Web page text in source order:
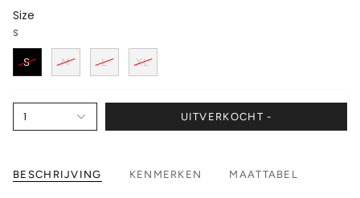
Size
S
S M L XL
1 UITVERKOCHT -
BESCHRIJVING KENMERKEN MAATTABEL